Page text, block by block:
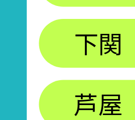
下関
芦屋